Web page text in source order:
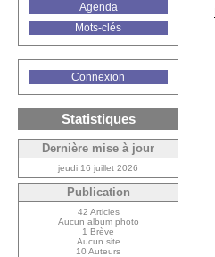
Agenda
Mots-clés
Connexion
Statistiques
Dernière mise à jour
jeudi 16 juillet 2026
Publication
42 Articles
Aucun album photo
1 Brève
Aucun site
10 Auteurs